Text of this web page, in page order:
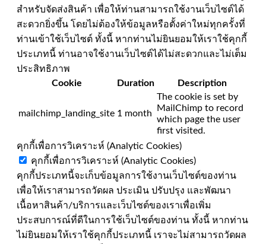
สำหรับจัดส่งสินค้า เพื่อให้ท่านสามารถใช้งานเว็บไซต์ได้
สะดวกยิ่งขึ้น โดยไม่ต้องให้ข้อมูลหรือตั้งค่าใหม่ทุกครั้งที่
ท่านเข้าใช้เว็บไซต์ ทั้งนี้ หากท่านไม่ยินยอมให้เราใช้คุกกี้
ประเภทนี้ ท่านอาจใช้งานเว็บไซต์ได้ไม่สะดวกและไม่เต็ม
ประสิทธิภาพ
Cookie
Duration Description
mailchimp_landing_site 1 month
The cookie is set by
MailChimp to record
which page the user
first visited.
คุกกี้เพื่อการวิเคราะห์ (Analytic Cookies)
คุกกี้เพื่อการวิเคราะห์ (Analytic Cookies)
คุกกี้ประเภทนี้จะเก็บข้อมูลการใช้งานเว็บไซต์ของท่าน
เพื่อให้เราสามารถวัดผล ประเมิน ปรับปรุง และพัฒนา
เนื้อหาสินค้า/บริการและเว็บไซต์ของเราเพื่อเพิ่ม
ประสบการณ์ที่ดีในการใช้เว็บไซต์ของท่าน ทั้งนี้ หากท่าน
ไม่ยินยอมให้เราใช้คุกกี้ประเภทนี้ เราจะไม่สามารถวัดผล